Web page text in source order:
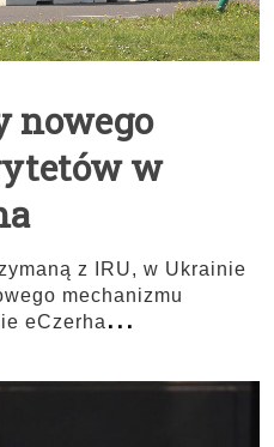
nowego
w
z IRU, w Ukrainie
mechanizmu
eCzerha...